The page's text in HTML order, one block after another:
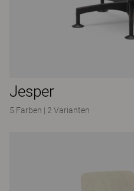
Jesper
5 Farben | 2 Varianten